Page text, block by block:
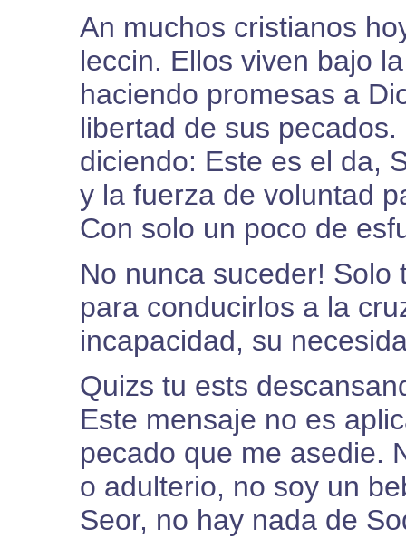
An muchos cristianos
leccin. Ellos viven bajo
haciendo promesas a
libertad de sus
diciendo: Este es el da,
y la fuerza de voluntad
Con solo un poco de
No nunca suceder!
para conducirlos a la
incapacidad, su
Quizs tu ests
Este mensaje no es
pecado que me asedie.
o adulterio, no soy un
Seor, no hay nada de